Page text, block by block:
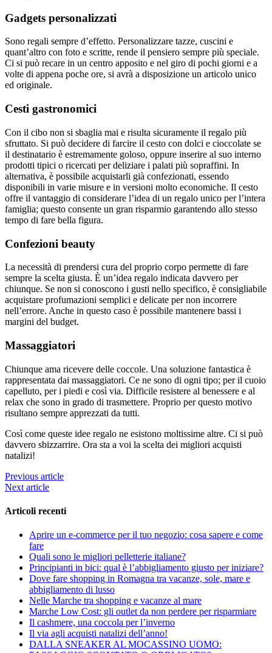
Gadgets personalizzati
Sono regali sempre d’effetto. Personalizzare tazze, cuscini e
quant’altro con foto e scritte, rende il pensiero sempre più speciale.
Ci si può recare in un centro apposito e nel giro di pochi giorni e a
volte di appena poche ore, si avrà a disposizione un articolo unico
ed originale.
Cesti gastronomici
Con il cibo non si sbaglia mai e risulta sicuramente il regalo più
sfruttato. Si può decidere di farcire il cesto con dolci e cioccolate se
il destinatario è estremamente goloso, oppure inserire al suo interno
prodotti tipici o ricercati per deliziare i palati più sopraffini. In
alternativa, è possibile acquistarli già confezionati, essendo
disponibili in varie misure e in versioni molto economiche. Il cesto
offre il vantaggio di considerare l’idea di un regalo unico per l’intera
famiglia; questo consente un gran risparmio garantendo allo stesso
tempo di fare bella figura.
Confezioni beauty
La necessità di prendersi cura del proprio corpo permette di fare
sempre la scelta giusta. È un’idea regalo indicata davvero per
chiunque. Se non si conoscono i gusti nello specifico, è consigliabile
acquistare profumazioni semplici e delicate per non incorrere
nell’errore. Anche in questo caso è possibile mantenere bassi i
margini del budget.
Massaggiatori
Chiunque ama ricevere delle coccole. Una soluzione fantastica è
rappresentata dai massaggiatori. Ce ne sono di ogni tipo; per il cuoio
capelluto, per i piedi e così via. Difficile resistere al benessere e al
relax che sono in grado di trasmettere. Proprio per questo motivo
risultano sempre apprezzati da tutti.
Così come queste idee regalo ne esistono moltissime altre. Ci si può
davvero sbizzarrire. Ora sta a voi la scelta dei migliori acquisti
natalizi!
Previous article
Next article
Articoli recenti
Aprire un e-commerce per il tuo negozio: cosa sapere e come
fare
Quali sono le migliori pelletterie italiane?
Principianti in bici: qual è l’abbigliamento giusto per iniziare?
Dove fare shopping in Romagna tra vacanze, sole, mare e
abbigliamento di lusso
Nelle Marche tra shopping e vacanze al mare
Marche Low Cost: gli outlet da non perdere per risparmiare
Il cashmere, una coccola per l’inverno
Il via agli acquisti natalizi dell’anno!
DALLA SNEAKER AL MOCASSINO UOMO: